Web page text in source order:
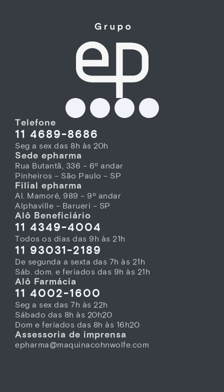
Telefone
11 4689-8686
Seg a sex das 8h às 20h
Sede epharma
Rua Butantã, 336 – 6º andar
Pinheiros – São Paulo – SP
Filial epharma
Al. Mamoré, 989 – 9º andar
Alphaville – Barueri – SP
Alô Beneficiário
11 4349-4004
Todos os dias das 9h às 21h
11 93031-2189
De segunda a sexta das 7h às 21h
Sáb. dom. e feriados das 9h às 21h
Alô Farmácia
11 4002-1600
Seg a sex das 7h às 22h
Sábado das 8h às 20h20
Dom e feriados das 8h às 16h20
Assessoria de imprensa
epharma@maquinacohnwolfe.com